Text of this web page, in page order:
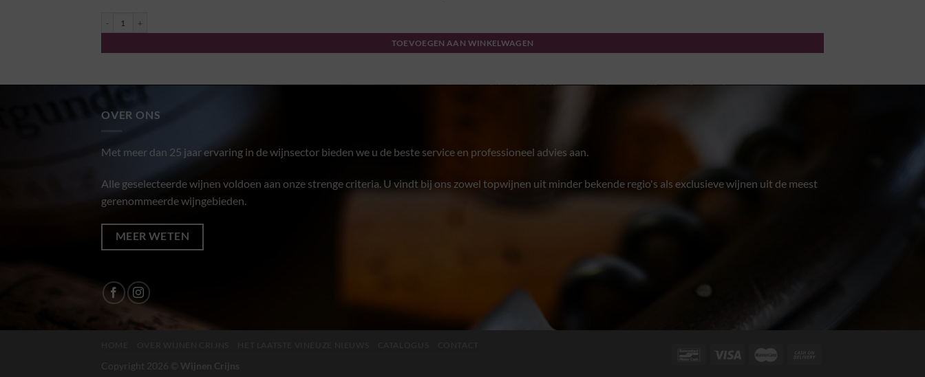
TOEVOEGEN AAN WINKELWAGEN
OVER ONS
Met meer dan 25 jaar ervaring in de wijnsector bieden we u de beste service en professioneel advies aan.
Alle geselecteerde wijnen voldoen aan onze strenge criteria. U vindt bij ons zowel topwijnen uit minder bekende regio's als exclusieve wijnen uit de meest
gerenommeerde wijngebieden.
MEER WETEN
Copyright 2026 © Wijnen Crijns